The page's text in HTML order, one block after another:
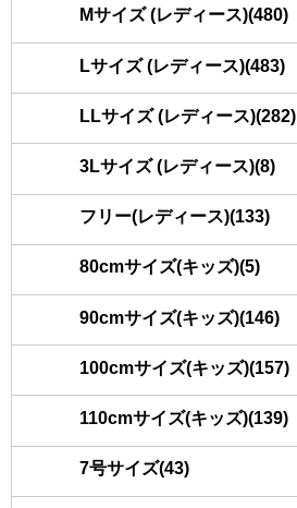
Mサイズ (レディース)(480)
Lサイズ (レディース)(483)
LLサイズ (レディース)(282)
3Lサイズ (レディース)(8)
フリー(レディース)(133)
80cmサイズ(キッズ)(5)
90cmサイズ(キッズ)(146)
100cmサイズ(キッズ)(157)
110cmサイズ(キッズ)(139)
7号サイズ(43)